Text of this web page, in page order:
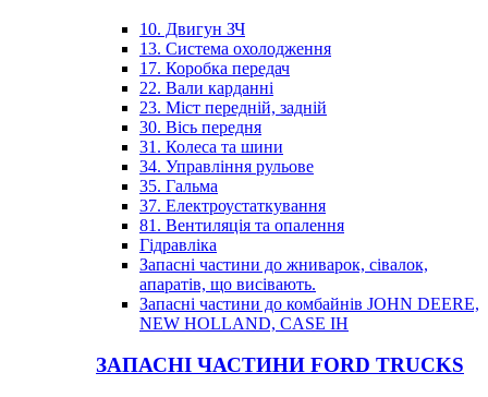
10. Двигун ЗЧ
13. Система охолодження
17. Коробка передач
22. Вали карданні
23. Міст передній, задній
30. Вісь передня
31. Колеса та шини
34. Управління рульове
35. Гальма
37. Електроустаткування
81. Вентиляція та опалення
Гідравліка
Запасні частини до жниварок, сівалок,
апаратів, що висівають.
Запасні частини до комбайнів JOHN DEERE,
NEW HOLLAND, CASE IH
ЗАПАСНІ ЧАСТИНИ FORD TRUCKS